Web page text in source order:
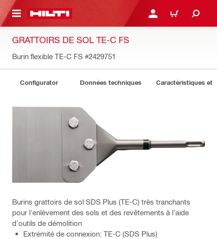
SE CONNECTER OU
PANIER
GRATTOIRS DE SOL TE-C FS
Burin flexible TE-C FS #2429751
Configurator Données techniques Caractéristiques et
Burins grattoirs de sol SDS Plus (TE-C) très tranchants
pour l'enlèvement des sols et des revêtements à l'aide
d'outils de démolition
Extrémité de connexion: TE-C (SDS Plus)